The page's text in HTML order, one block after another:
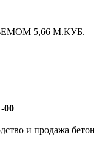
5,66 М.КУБ.
00
и продажа